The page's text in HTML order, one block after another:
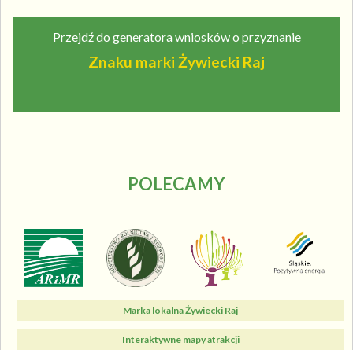
Przejdź do generatora wniosków o przyznanie
Znaku marki Żywiecki Raj
POLECAMY
Marka lokalna Żywiecki Raj
Interaktywne mapy atrakcji